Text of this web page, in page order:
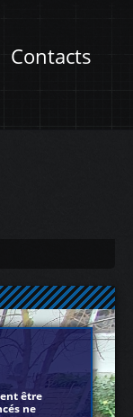
Contacts
être
ne